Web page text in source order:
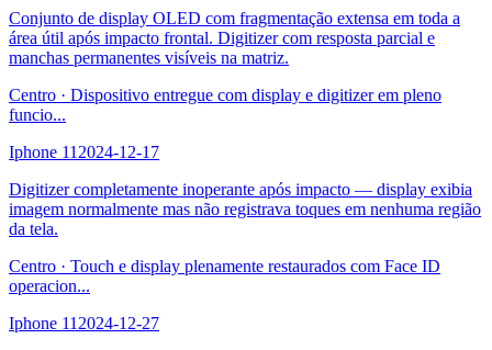
Conjunto de display OLED com fragmentação extensa em toda a
área útil após impacto frontal. Digitizer com resposta parcial e
manchas permanentes visíveis na matriz.
Centro · Dispositivo entregue com display e digitizer em pleno
funcio...
Iphone 11 2024-12-17
Digitizer completamente inoperante após impacto — display exibia
imagem normalmente mas não registrava toques em nenhuma região
da tela.
Centro · Touch e display plenamente restaurados com Face ID
operacion...
Iphone 11 2024-12-27